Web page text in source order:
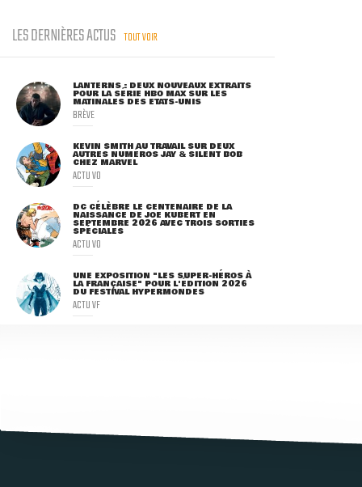
LES DERNIÈRES ACTUS TOUT VOIR
LANTERNS : DEUX NOUVEAUX EXTRAITS
POUR LA SÉRIE HBO MAX SUR LES
MATINALES DES ETATS-UNIS
BRÈVE
KEVIN SMITH AU TRAVAIL SUR DEUX
AUTRES NUMÉROS JAY & SILENT BOB
CHEZ MARVEL
ACTU VO
DC CÉLÈBRE LE CENTENAIRE DE LA
NAISSANCE DE JOE KUBERT EN
SEPTEMBRE 2026 AVEC TROIS SORTIES
SPÉCIALES
ACTU VO
UNE EXPOSITION "LES SUPER-HÉROS À
LA FRANÇAISE" POUR L'ÉDITION 2026
DU FESTIVAL HYPERMONDES
ACTU VF